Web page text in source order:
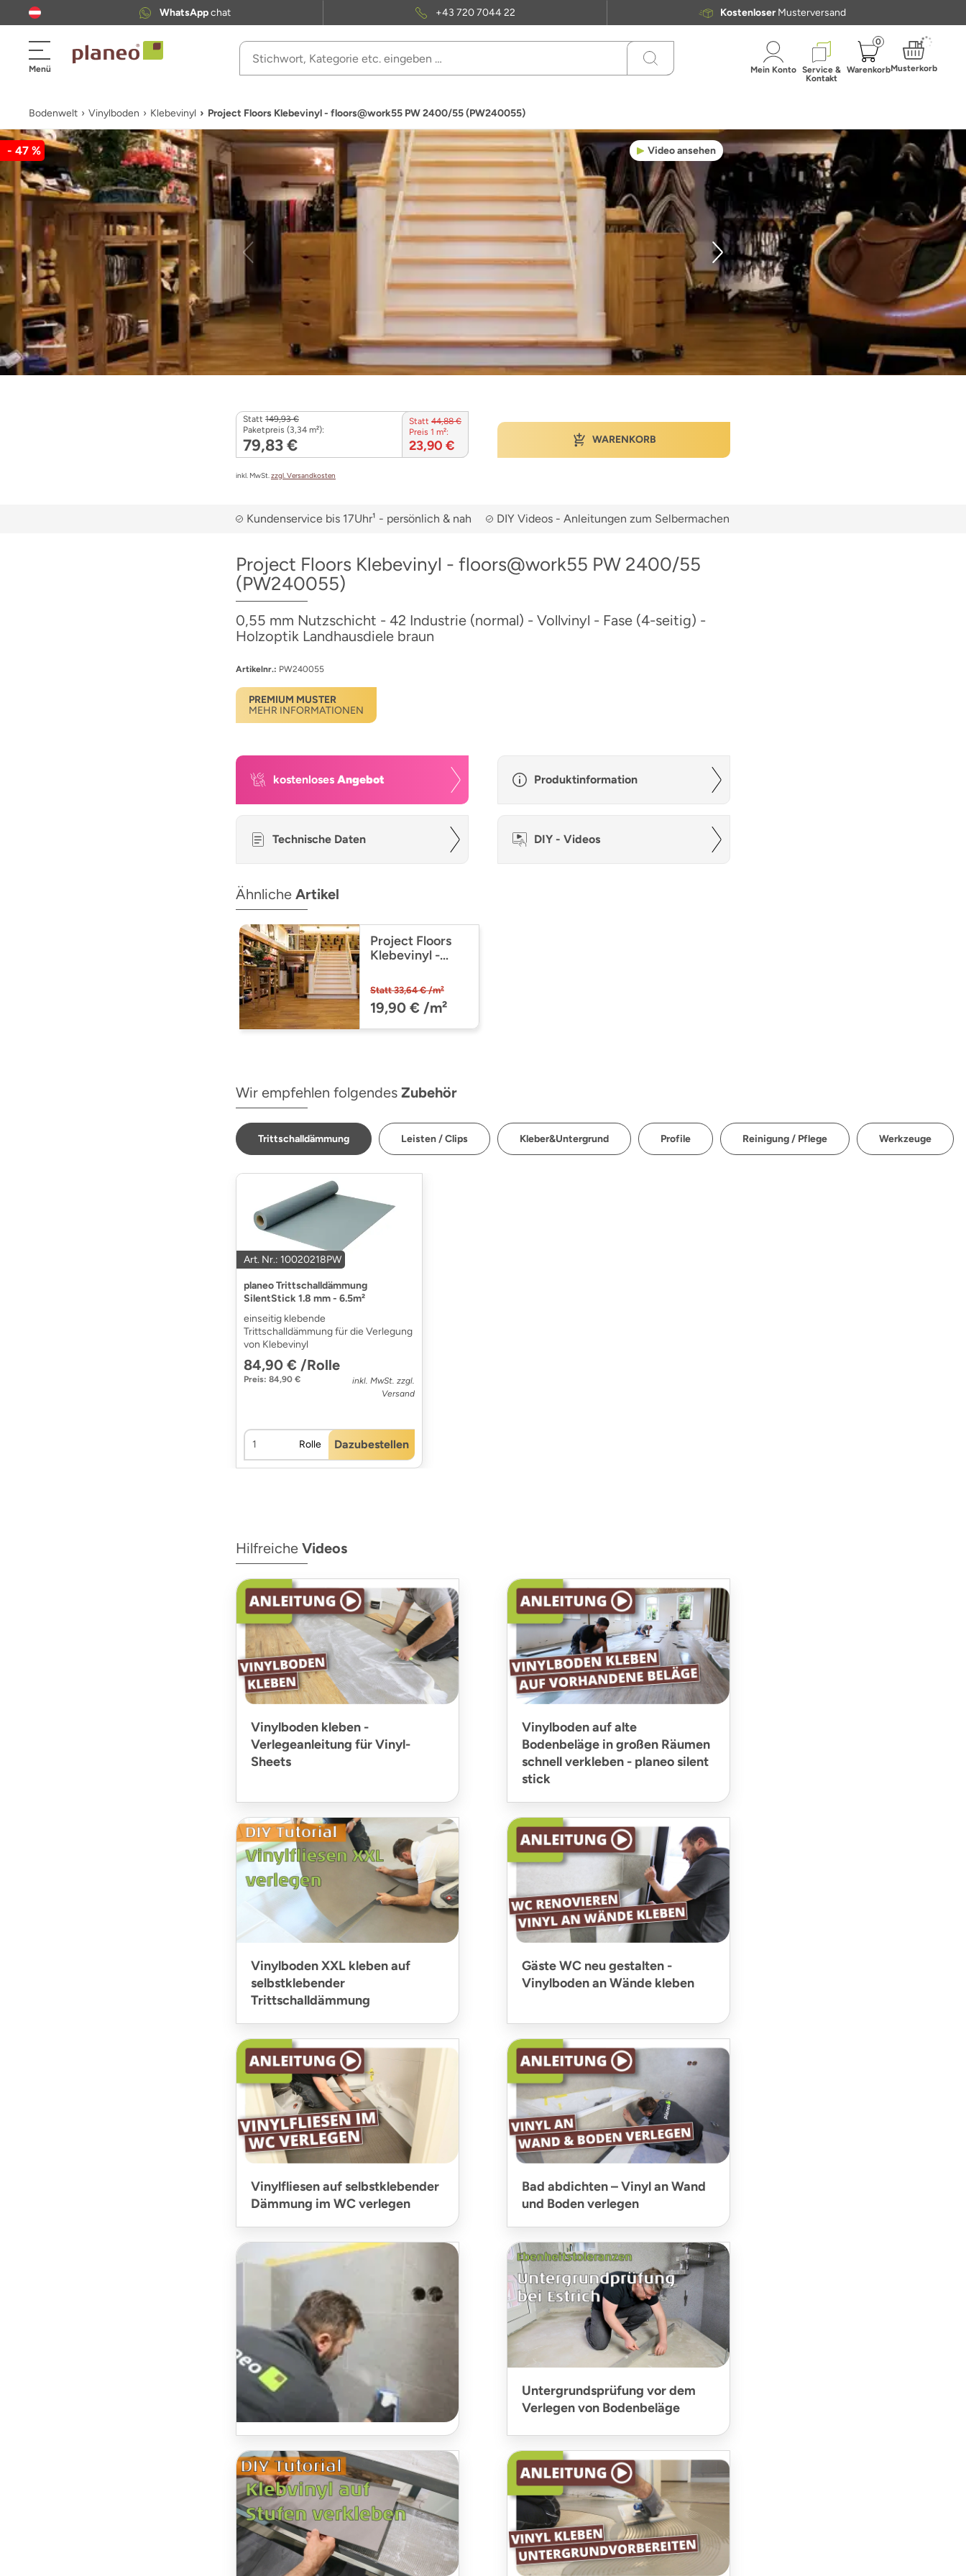
WhatsAppchat +43 720 7044 22 Kostenloser Musterversand
Menü Mein Konto Service &
Kontakt
0
WarenkorbMusterkorb
Bodenwelt Vinylboden Klebevinyl Project Floors Klebevinyl - floors@work55 PW 2400/55 (PW240055)
Video ansehen
- 47 %
Statt 149,93 €
Paketpreis (3,34 m²):
79,83 €
Statt 44,88 €
Preis 1 m²:
23,90 € WARENKORB
inkl. MwSt.zzgl. Versandkosten
Kundenservice bis 17Uhr¹ - persönlich & nah DIY Videos - Anleitungen zum Selbermachen
Project Floors Klebevinyl - floors@work55 PW 2400/55
(PW240055)
0,55 mm Nutzschicht - 42 Industrie (normal) - Vollvinyl - Fase (4-seitig) -
Holzoptik Landhausdiele braun
Artikelnr.: PW240055
PREMIUM MUSTER
MEHR INFORMATIONEN
kostenloses Angebot Produktinformation
Technische Daten DIY - Videos
Ähnliche Artikel
Project Floors
Klebevinyl -
PW 2400/30
(PW240030)
Statt 33,64 € /m²
19,90 € /m²
Wir empfehlen folgendes Zubehör
Trittschalldämmung Leisten / Clips Kleber&Untergrund Profile Reinigung / Pflege Werkzeuge
Art. Nr.: 10020218PW
planeo Trittschalldämmung
SilentStick 1.8 mm - 6.5m²
einseitig klebende
Trittschalldämmung für die Verlegung
von Klebevinyl
84,90 € /Rolle
Preis: 84,90 €
inkl. MwSt. zzgl.
Versand
Rolle Dazubestellen
Hilfreiche Videos
Vinylboden kleben -
Verlegeanleitung für Vinyl-
Sheets
Vinylboden auf alte
Bodenbeläge in großen Räumen
schnell verkleben - planeo silent
stick
Vinylboden XXL kleben auf
selbstklebender
Trittschalldämmung
Gäste WC neu gestalten -
Vinylboden an Wände kleben
Vinylfliesen auf selbstklebender
Dämmung im WC verlegen
Bad abdichten – Vinyl an Wand
und Boden verlegen
Vinylfliesen verfugen
Untergrundsprüfung vor dem
Verlegen von Bodenbeläge